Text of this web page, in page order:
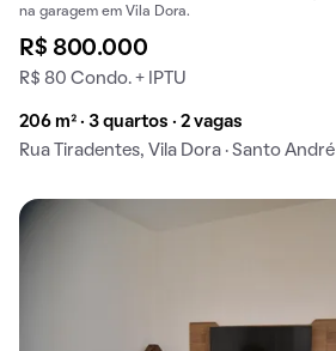
na garagem em Vila Dora.
R$ 800.000
R$ 80 Condo. + IPTU
206 m² · 3 quartos · 2 vagas
Rua Tiradentes, Vila Dora · Santo André